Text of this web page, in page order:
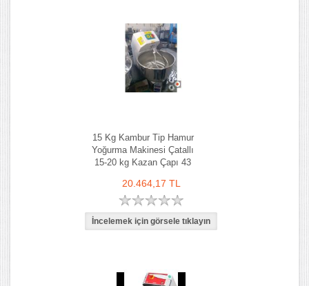
15 Kg Kambur Tip Hamur
Yoğurma Makinesi Çatallı
15-20 kg Kazan Çapı 43
20.464,17 TL